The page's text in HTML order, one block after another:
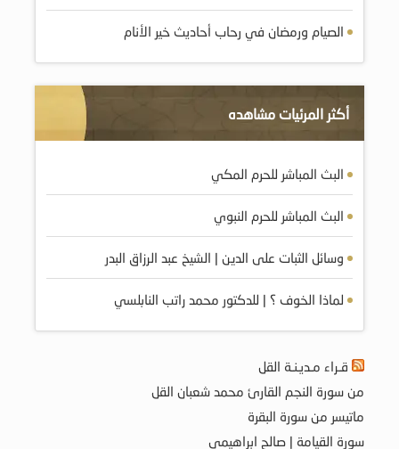
الصيام ورمضان في رحاب أحاديث خير الأنام
أكثر المرئيات مشاهده
البث المباشر للحرم المكي
البث المباشر للحرم النبوي
وسائل الثبات على الدين | الشيخ عبد الرزاق البدر
لماذا الخوف ؟ | للدكتور محمد راتب النابلسي
قـراء مـديـنـة القل
من سورة النجم القارئ محمد شعبان القل
ماتيسر من سورة البقرة
سورة القيامة | صالح ابراهيمي